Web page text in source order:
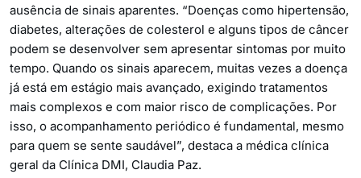
ausência de sinais aparentes. “Doenças como hipertensão,
diabetes, alterações de colesterol e alguns tipos de câncer
podem se desenvolver sem apresentar sintomas por muito
tempo. Quando os sinais aparecem, muitas vezes a doença
já está em estágio mais avançado, exigindo tratamentos
mais complexos e com maior risco de complicações. Por
isso, o acompanhamento periódico é fundamental, mesmo
para quem se sente saudável”, destaca a médica clínica
geral da Clínica DMI, Claudia Paz.